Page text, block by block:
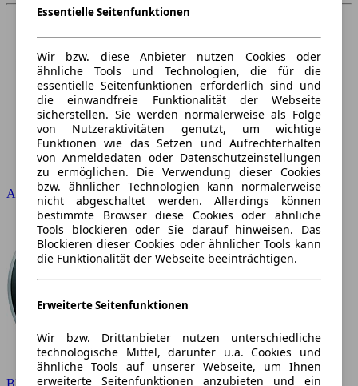
Audi
BMW
Essentielle Seitenfunktionen
Wir bzw. diese Anbieter nutzen Cookies oder
ähnliche Tools und Technologien, die für die
essentielle Seitenfunktionen erforderlich sind und
die einwandfreie Funktionalität der Webseite
sicherstellen. Sie werden normalerweise als Folge
von Nutzeraktivitäten genutzt, um wichtige
Funktionen wie das Setzen und Aufrechterhalten
von Anmeldedaten oder Datenschutzeinstellungen
zu ermöglichen. Die Verwendung dieser Cookies
bzw. ähnlicher Technologien kann normalerweise
nicht abgeschaltet werden. Allerdings können
bestimmte Browser diese Cookies oder ähnliche
Tools blockieren oder Sie darauf hinweisen. Das
Blockieren dieser Cookies oder ähnlicher Tools kann
die Funktionalität der Webseite beeinträchtigen.
Erweiterte Seitenfunktionen
Wir bzw. Drittanbieter nutzen unterschiedliche
technologische Mittel, darunter u.a. Cookies und
ähnliche Tools auf unserer Webseite, um Ihnen
erweiterte Seitenfunktionen anzubieten und ein